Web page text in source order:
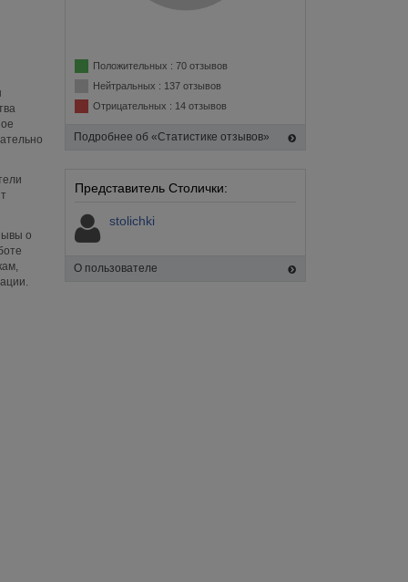
о
Положительных : 70 отзывов
Нейтральных : 137 отзывов
Отрицательных : 14 отзывов
Подробнее об «Статистике отзывов»
Представитель Столички:
stolichki
О пользователе